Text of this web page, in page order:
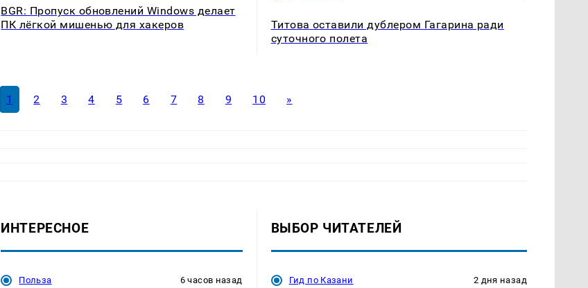
BGR: Пропуск обновлений Windows делает
ПК лёгкой мишенью для хакеров
Титова оставили дублером Гагарина ради
суточного полета
1 2 3 4 5 6 7 8 9 10 »
ИНТЕРЕСНОЕ
Польза 6 часов назад
ВЫБОР ЧИТАТЕЛЕЙ
Гид по Казани 2 дня назад